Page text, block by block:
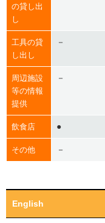
の貸し出
し
工具の貸
し出し
－
周辺施設
等の情報
提供
－
飲食店 ●
その他 －
English